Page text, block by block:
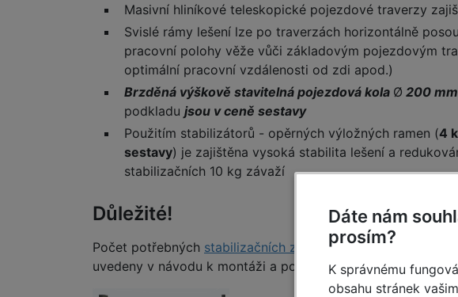
Masivní hliníkové teleskopické pojezdové traverzy
Svislé rámy lešení lze po traverzách horizontálně
pracovní polohy věže vůči základovým pojezdovým
optimální pracovní vzdálenosti od zdi apod.)
Brzděná výškově stavitelná pojezdová kola Ø 200 mm
podkladu jsou v ceně sestavy
Použitím stabilizátorů - opěrných výložných ramen (4
sestavy) je zajištěna vysoká stabilita lešení a
stabilizačních 10 kg závaží
Důležité!
Počet potřebných stabilizačních závaží , resp. možnosti
uvedeny v návodu k montáži a používání.
Dáte nám
prosím?
K správnému
obsahu stránek